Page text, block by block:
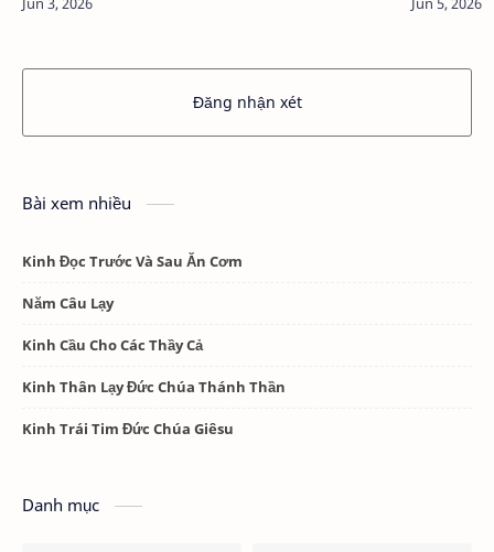
Đăng nhận xét
Bài xem nhiều
Kinh Đọc Trước Và Sau Ăn Cơm
Năm Câu Lạy
Kinh Cầu Cho Các Thầy Cả
Kinh Thân Lạy Đức Chúa Thánh Thần
Kinh Trái Tim Đức Chúa Giêsu
Danh mục